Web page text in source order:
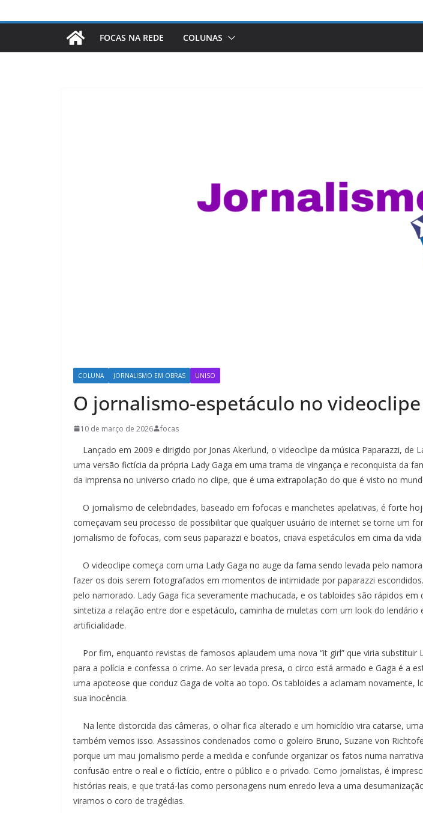
FOCAS NA REDE COLUNAS
COLUNA JORNALISMO EM OBRAS UNISO
O jornalismo-espetáculo no
10 de março de 2026 focas
Lançado em 2009 e dirigido por Jonas Akerlund, o videoclipe da música Paparazzi,
uma versão fictícia da própria Lady Gaga em uma trama de vingança e reconquista da
da imprensa no universo criado no clipe, que é uma extrapolação do que é visto no
O jornalismo de celebridades, baseado em fofocas e manchetes apelativas, é forte
começavam seu processo de possibilitar que qualquer usuário de internet se torne um
jornalismo de fofocas, com seus paparazzi e boatos, criava espetáculos em cima da
O videoclipe começa com uma Lady Gaga no auge da fama sendo levada pelo
fazer os dois serem fotografados em momentos de intimidade por paparazzi
pelo namorado. Lady Gaga fica severamente machucada, e os tabloides são rápidos
sintetiza a relação entre dor e espetáculo, caminha de muletas com um look do
artificialidade.
Por fim, enquanto revistas de famosos aplaudem uma nova “it girl” que viria
para a polícia e confessa o crime. Ao ser levada presa, o circo está armado e Gaga é a
uma apoteose que conduz Gaga de volta ao topo. Os tabloides a aclamam novamente,
sua inocência.
Na lente distorcida das câmeras, o olhar fica alterado e um homicídio vira catarse,
também vemos isso. Assassinos condenados como o goleiro Bruno, Suzane von
porque um mau jornalismo perde a medida e confunde organizar os fatos numa
confusão entre o real e o fictício, entre o público e o privado. Como jornalistas, é
histórias reais, e que tratá-las como personagens num enredo leva a uma
viramos o coro de tragédias.